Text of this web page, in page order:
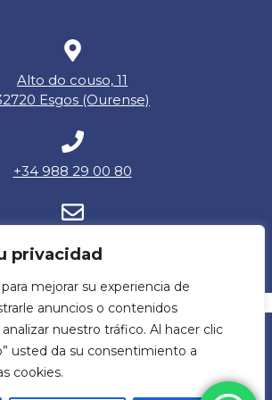
privacidad
mejorar su experiencia de
anuncios o contenidos
nuestro tráfico. Al hacer clic
usted da su consentimiento a
cookies.
Alto do couso, 11
Esgos (Ourense)
+34 988 29 00 80
Alto do Couso S.L. - B32199887 -
Todos los derechos
del Sitio Cookies·